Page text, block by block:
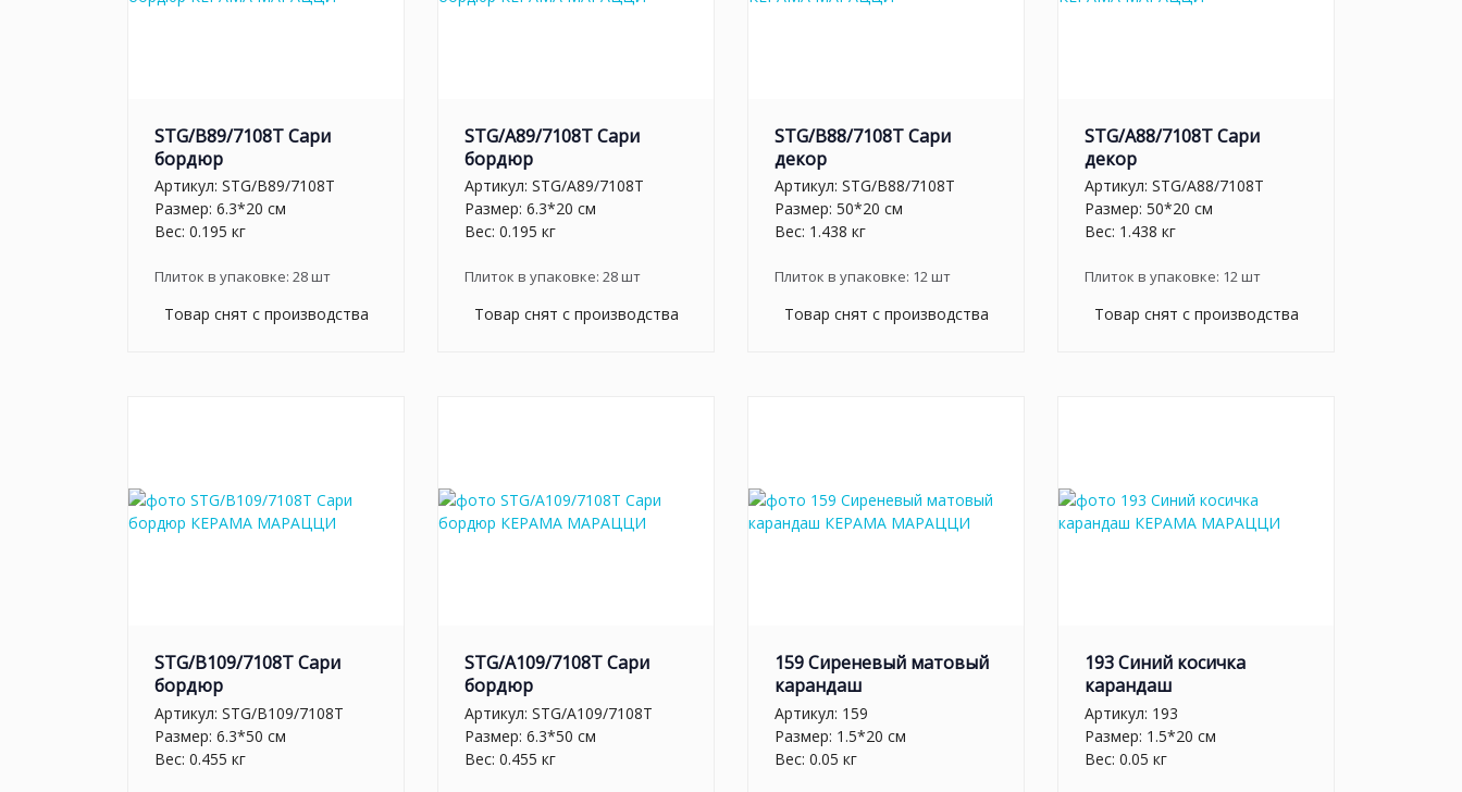
STG/B89/7108T Сари
бордюр
Артикул: STG/B89/7108T
Размер: 6.3*20 см
Вес: 0.195 кг
Плиток в упаковке: 28шт
Товар снят с производства
STG/A89/7108T Сари
бордюр
Артикул: STG/A89/7108T
Размер: 6.3*20 см
Вес: 0.195 кг
Плиток в упаковке: 28шт
Товар снят с производства
STG/B88/7108T Сари
декор
Артикул: STG/B88/7108T
Размер: 50*20 см
Вес: 1.438 кг
Плиток в упаковке: 12шт
Товар снят с производства
STG/A88/7108T Сари
декор
Артикул: STG/A88/7108T
Размер: 50*20 см
Вес: 1.438 кг
Плиток в упаковке: 12шт
Товар снят с производства
STG/B109/7108T Сари
бордюр
Артикул: STG/B109/7108T
Размер: 6.3*50 см
Вес: 0.455 кг
STG/A109/7108T Сари
бордюр
Артикул: STG/A109/7108T
Размер: 6.3*50 см
Вес: 0.455 кг
159 Сиреневый матовый
карандаш
Артикул: 159
Размер: 1.5*20 см
Вес: 0.05 кг
193 Синий косичка
карандаш
Артикул: 193
Размер: 1.5*20 см
Вес: 0.05 кг